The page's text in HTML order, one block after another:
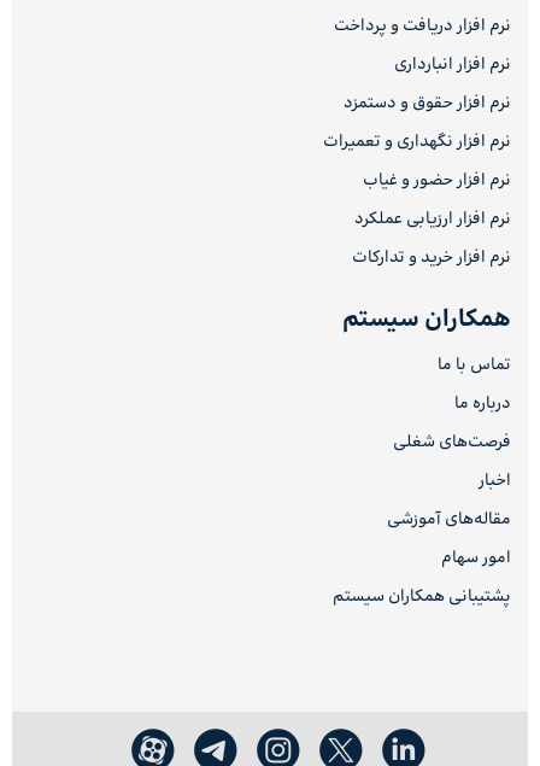
نرم افزار دریافت و پرداخت
نرم افزار انبارداری
نرم افزار حقوق و دستمزد
نرم افزار نگهداری و تعمیرات
نرم افزار حضور و غیاب
نرم افزار ارزیابی عملکرد
نرم افزار خرید و تدارکات
همکاران سیستم
تماس با ما
درباره ما
فرصت‌های شغلی
اخبار
مقاله‌های آموزشی
امور سهام
پشتیبانی همکاران سیستم